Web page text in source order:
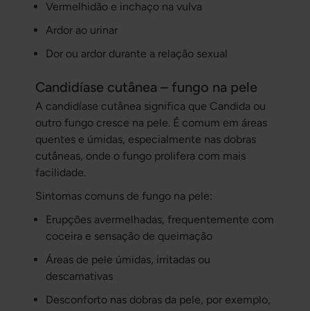
Vermelhidão e inchaço na vulva
Ardor ao urinar
Dor ou ardor durante a relação sexual
Candidíase cutânea – fungo na pele
A candidíase cutânea significa que Candida ou
outro fungo cresce na pele. É comum em áreas
quentes e úmidas, especialmente nas dobras
cutâneas, onde o fungo prolifera com mais
facilidade.
Sintomas comuns de fungo na pele:
Erupções avermelhadas, frequentemente com
coceira e sensação de queimação
Áreas de pele úmidas, irritadas ou
descamativas
Desconforto nas dobras da pele, por exemplo,